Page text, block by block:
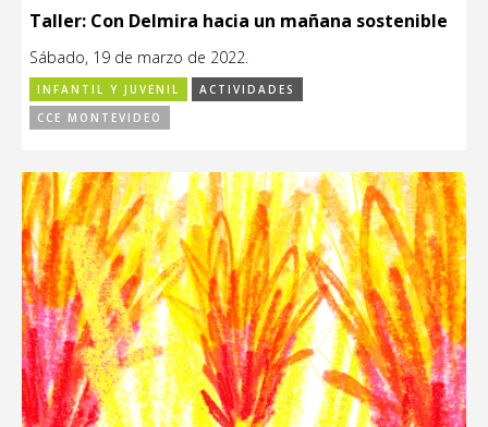
Taller: Con Delmira hacia un mañana sostenible
Sábado, 19 de marzo de 2022.
INFANTIL Y JUVENIL
ACTIVIDADES
CCE MONTEVIDEO